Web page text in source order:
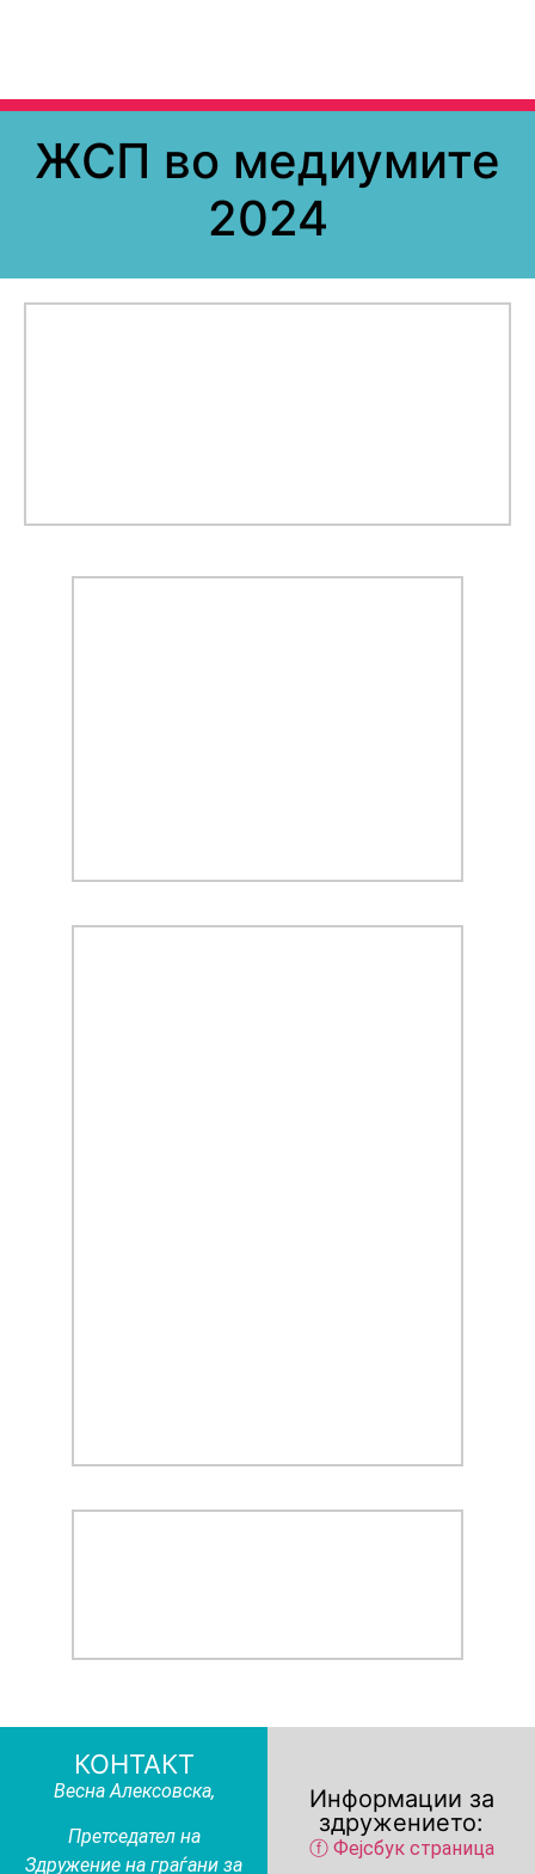
ЖСП во медиумите
2024
КОНТАКТ
Весна Алексовска,
Претседател на
Здружение на граѓани за
Информации за
здружението:
ⓕ Фејсбук страница